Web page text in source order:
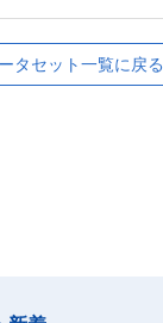
タセット一覧に戻る